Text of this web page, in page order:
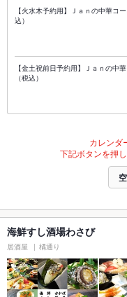
【火水木予約用】Ｊａｎの中華
込）
【金土祝前日予約用】Ｊａｎの
（税込）
カレンダ
下記ボタンを押
海鮮すし酒場わさび
居酒屋 橘通り